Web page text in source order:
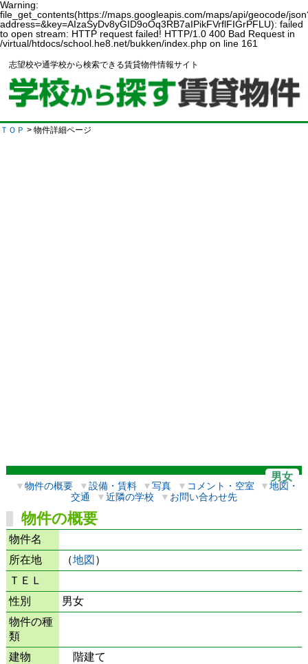
Warning:
file_get_contents(https://maps.googleapis.com/maps/api/geocode/
address=&key=AIzaSyDv8yGID9oOq3RB7aIPikFVrflFIGrPFLU): failed
to open stream: HTTP request failed! HTTP/1.0 400 Bad Request in
/virtual/htdocs/school.he8.net/bukken/index.php on line 161
志望校や通学校から検索できる賃貸物件情報サイト
ＴＯＰ > 物件詳細ページ
男女
▼物件の概要 ▼設備・賃料 ▼写真 ▼ コメント・空室 ▼地図・
交通
▼近隣の学校 ▼ お問い合わせ先
物件の概要
物件名
所在地
（地図 ）
ＴＥＬ
性別
男女
物件の種
類
建物
階建て